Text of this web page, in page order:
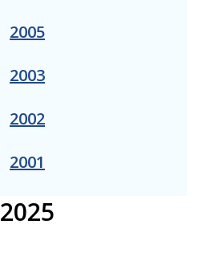
2005
2003
2002
2001
2025